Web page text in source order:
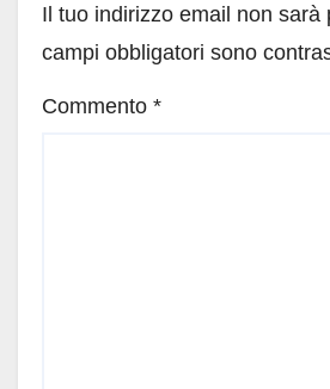
Il tuo indirizzo email non sarà
campi obbligatori sono
Commento *